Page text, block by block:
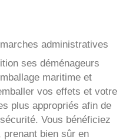
administratives
ses déménageurs
maritime et
vos effets et votre
plus appropriés afin de
Vous bénéficiez
prenant bien sûr en